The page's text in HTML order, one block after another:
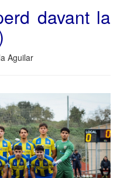
davant la
Aguilar